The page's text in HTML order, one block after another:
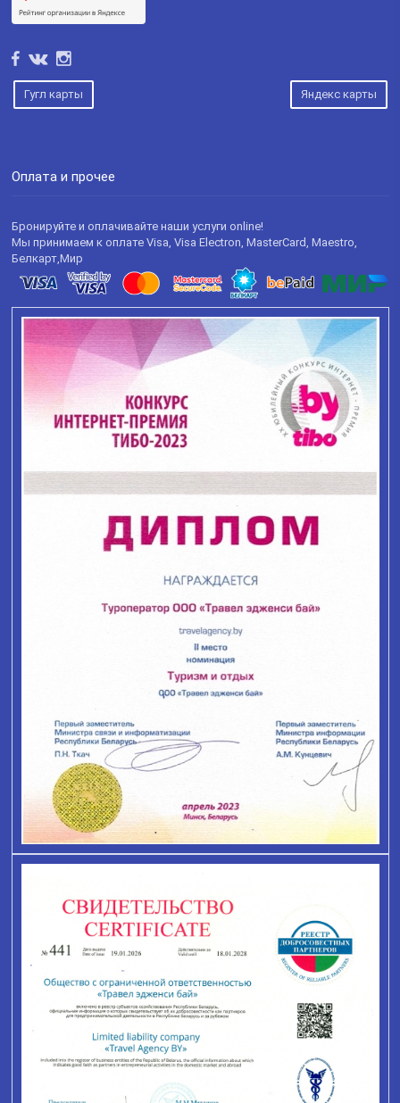
Гугл карты Яндекс карты
Оплата и прочее
Бронируйте и оплачивайте наши услуги online!
Мы принимаем к оплате Visa, Visa Electron, MasterCard, Maestro,
Белкарт,Мир